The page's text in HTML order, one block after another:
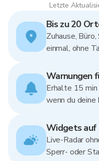
Letzte
Bis zu 20
Zuhause,
einmal, ohne
Warnungen
Erhalte 15
wenn du deine
Widgets auf
Live-Radar
Sperr- oder